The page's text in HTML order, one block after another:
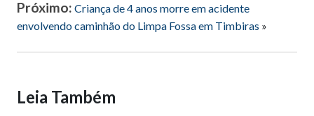
Próximo: Criança de 4 anos morre em acidente
envolvendo caminhão do Limpa Fossa em Timbiras »
Leia Também